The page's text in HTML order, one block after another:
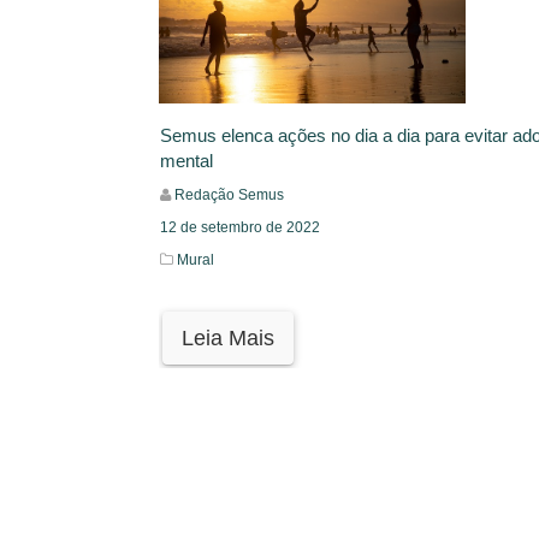
Semus elenca ações no dia a dia para evitar
mental
Redação Semus
12 de setembro de 2022
Mural
Leia Mais